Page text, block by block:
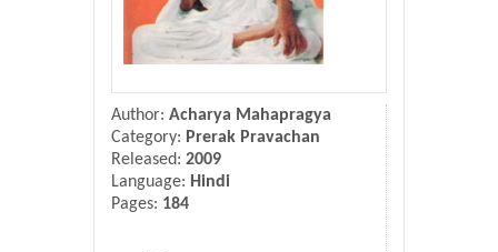
Author: Acharya Mahapragya
Category: Prerak Pravachan
Released: 2009
Language: Hindi
Pages: 184